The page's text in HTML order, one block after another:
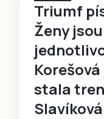
Triumf
Ženy
stala
Slavíková